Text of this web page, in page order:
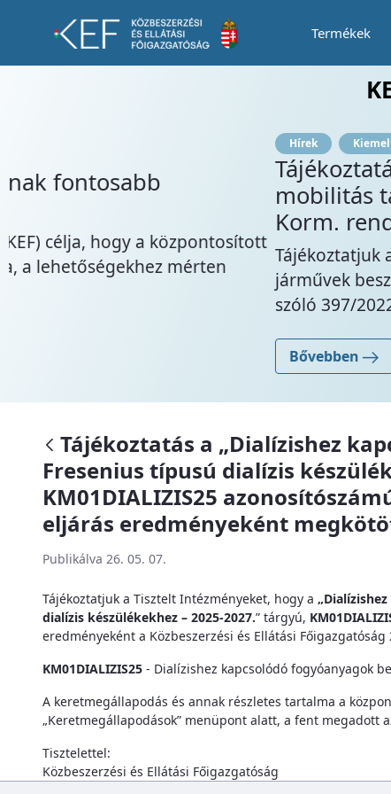
Termékek
Tájékoztatás a „Dialízishez
Tájékoztatás a tiszta közúti
mobilitás támogatása érdekében
Korm. rendeletben előírt ...
Tájékoztatjuk a tisztelt Ajánlatkérő
járművek beszerzésének az alacsony
szóló 397/2022. (X. 20.) Korm. rendelet (a
Tájékoztatás a „Dialízishez
Fresenius típusú dialízis
KM01DIALIZIS25
eljárás eredményeként
Publikálva 26. 05. 07.
Tájékoztatjuk a Tisztelt Intézményeket, hogy a
dialízis készülékekhez – 2025-2027.” tárgyú,
eredményeként a Közbeszerzési és Ellátási
KM01DIALIZIS25 - Dialízishez kapcsolódó fogyóanyagok
A keretmegállapodás és annak részletes tartalma a
„Keretmegállapodások” menüpont alatt, a fent megadott
Tisztelettel:
Közbeszerzési és Ellátási Főigazgatóság